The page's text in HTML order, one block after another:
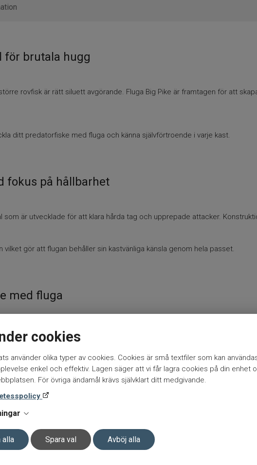
cookies
använder olika typer av cookies. Cookies är små textfiler som kan
enkel och effektiv. Lagen säger att vi får lagra cookies på din enhet
För övriga ändamål krävs självklart ditt medgivande.
alla Spara val Avböj alla
för brutala hugg
rovfisk är rätt siluett avgörande. Fluga Big Pike är framtagen för att
ditt predatorfiske med fluga och känna självförtroende i varje kast.
fokus på hållbarhet
som är utvecklade för att klara hårda tag och upprepade attacker.
gör att flugan behåller sin kastvänliga känsla genom hela passet.
med fluga
anpassad för riktat fiske efter större arter. Den ger ett tydligt avtryck i
7-utrustning och uppåt för dig som vill pressa större fisk med kontrollerad